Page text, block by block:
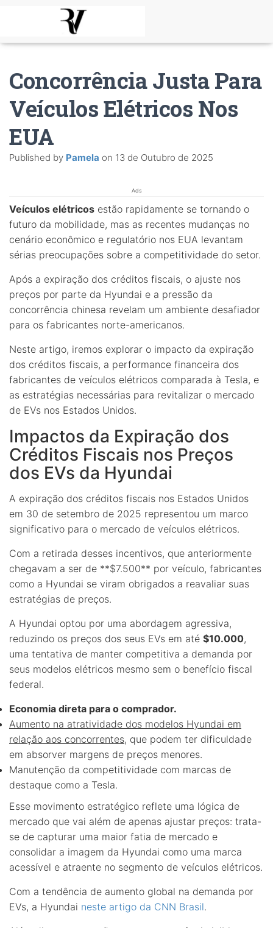
Concorrência Justa Para
Veículos Elétricos Nos
EUA
Published by Pamela on 13 de Outubro de 2025
Ads
Veículos elétricos estão rapidamente se tornando o
futuro da mobilidade, mas as recentes mudanças no
cenário econômico e regulatório nos EUA levantam
sérias preocupações sobre a competitividade do setor.
Após a expiração dos créditos fiscais, o ajuste nos
preços por parte da Hyundai e a pressão da
concorrência chinesa revelam um ambiente desafiador
para os fabricantes norte-americanos.
Neste artigo, iremos explorar o impacto da expiração
dos créditos fiscais, a performance financeira dos
fabricantes de veículos elétricos comparada à Tesla, e
as estratégias necessárias para revitalizar o mercado
de EVs nos Estados Unidos.
Impactos da Expiração dos
Créditos Fiscais nos Preços
dos EVs da Hyundai
A expiração dos créditos fiscais nos Estados Unidos
em 30 de setembro de 2025 representou um marco
significativo para o mercado de veículos elétricos.
Com a retirada desses incentivos, que anteriormente
chegavam a ser de **$7.500** por veículo, fabricantes
como a Hyundai se viram obrigados a reavaliar suas
estratégias de preços.
A Hyundai optou por uma abordagem agressiva,
reduzindo os preços dos seus EVs em até $10.000,
uma tentativa de manter competitiva a demanda por
seus modelos elétricos mesmo sem o benefício fiscal
federal.
Economia direta para o comprador.
Aumento na atratividade dos modelos Hyundai em
relação aos concorrentes, que podem ter dificuldade
em absorver margens de preços menores.
Manutenção da competitividade com marcas de
destaque como a Tesla.
Esse movimento estratégico reflete uma lógica de
mercado que vai além de apenas ajustar preços: trata-
se de capturar uma maior fatia de mercado e
consolidar a imagem da Hyundai como uma marca
acessível e atraente no segmento de veículos elétricos.
Com a tendência de aumento global na demanda por
EVs, a Hyundai neste artigo da CNN Brasil.